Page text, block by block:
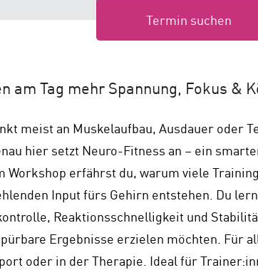
Termin suchen
am Tag mehr Spannung, Fokus &
meist an Muskelaufbau, Ausdauer oder
hier setzt Neuro-Fitness an – ein
Workshop erfährst du, warum viele
Input fürs Gehirn entstehen. Du
Reaktionsschnelligkeit und
Ergebnisse erzielen möchten. Für
oder in der Therapie. Ideal für